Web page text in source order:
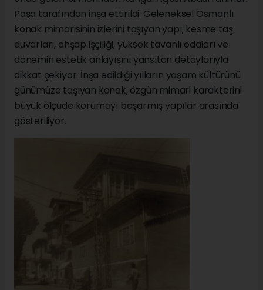
Paşa tarafından inşa ettirildi. Geleneksel Osmanlı
konak mimarisinin izlerini taşıyan yapı; kesme taş
duvarları, ahşap işçiliği, yüksek tavanlı odaları ve
dönemin estetik anlayışını yansıtan detaylarıyla
dikkat çekiyor. İnşa edildiği yılların yaşam kültürünü
günümüze taşıyan konak, özgün mimari karakterini
büyük ölçüde korumayı başarmış yapılar arasında
gösteriliyor.